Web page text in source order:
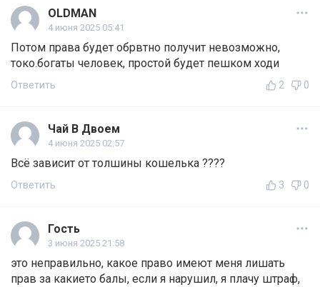
OLDMAN
4 июня 2025 05:41
Потом права будет обрвтно получит невозможно,
токо.богаты человек, простой будет пешком ходи
Ответить 2 0
Чай В Двоем
4 июня 2025 02:57
Всё зависит от толшины кошелька ????
Ответить 3 0
Гость
3 июня 2025 21:58
это неправильно, какое право имеют меня лишать
прав за какието балы, если я нарушил, я плачу штраф,